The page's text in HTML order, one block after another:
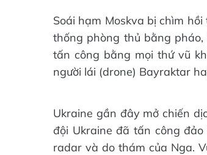
Soái hạm Moskva bị chìm
thống phòng thủ bằng
tấn công bằng mọi thứ vũ
người lái (drone) Bayraktar
Ukraine gần đây mở chiến
đội Ukraine đã tấn công
radar và do thám của Nga.